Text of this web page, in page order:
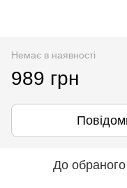
Немає в наявності
989 грн
До обраного